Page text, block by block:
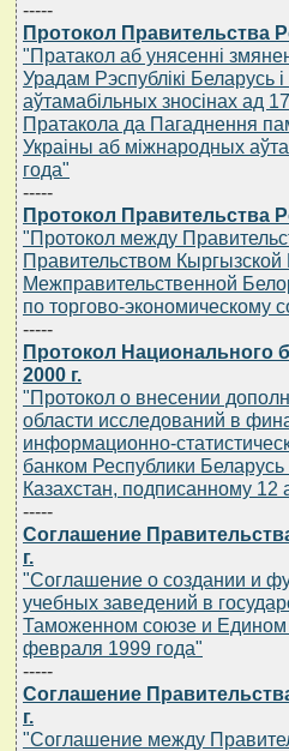
-----
Протокол Правительства
"Пратакол аб унясеннi
Урадам Рэспублiкi
аўтамабiльных зносiнах ад
Пратакола да Пагаднення
Украiны аб мiжнародных
года"
-----
Протокол Правительства
"Протокол между
Правительством Кыргызской
Межправительственной
по торгово-экономическому
-----
Протокол Национального
2000 г.
"Протокол о внесении
области исследований в
информационно-
банком Республики
Казахстан, подписанному 12
-----
Соглашение
г.
"Соглашение о создании и
учебных заведений в
Таможенном союзе и Едином
февраля 1999 года"
-----
Соглашение
г.
"Соглашение между